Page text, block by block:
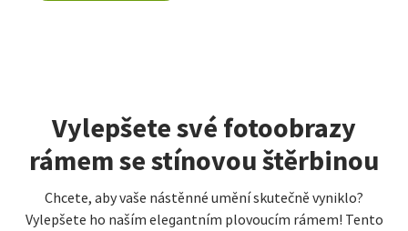
Vylepšete své fotoobrazy
rámem se stínovou štěrbinou
Chcete, aby vaše nástěnné umění skutečně vyniklo?
Vylepšete ho naším elegantním plovoucím rámem! Tento